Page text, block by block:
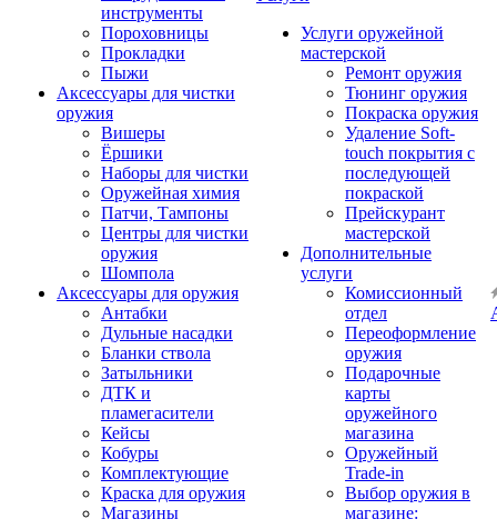
инструменты
Пороховницы
Прокладки
Пыжи
Аксессуары для чистки
оружия
Вишеры
Ёршики
Наборы для чистки
Оружейная химия
Патчи, Тампоны
Центры для чистки
оружия
Шомпола
Аксессуары для оружия
Антабки
Дульные насадки
Бланки ствола
Затыльники
ДТК и
пламегасители
Кейсы
Кобуры
Комплектующие
Краска для оружия
Магазины
Услуги оружейной
мастерской
Ремонт оружия
Тюнинг оружия
Покраска оружия
Удаление Soft-
touch покрытия с
последующей
покраской
Прейскурант
мастерской
Дополнительные
услуги
Комиссионный
отдел
Переоформление
оружия
Подарочные
карты
оружейного
магазина
Оружейный
Trade-in
Выбор оружия в
магазине: